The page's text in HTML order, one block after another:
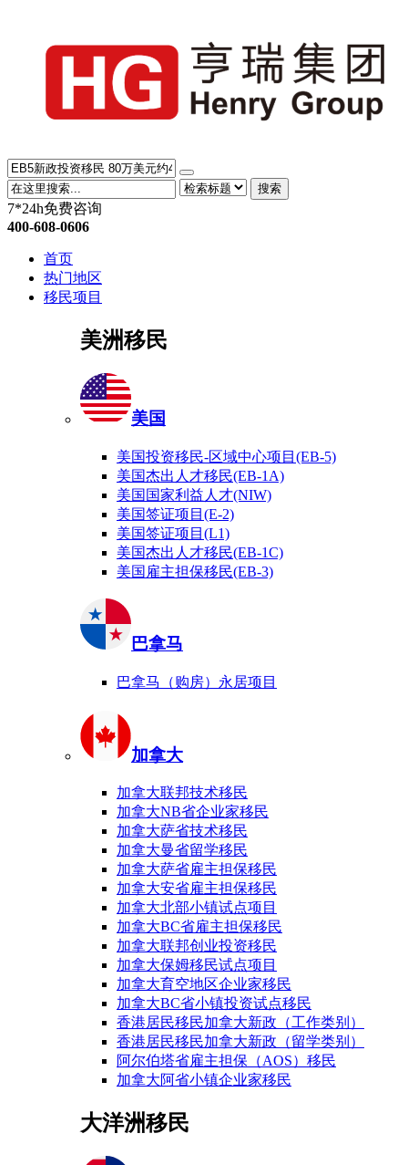
搜索
7*24h免费咨询
400-608-0606
首页
热门地区
移民项目
美洲移民
美国
美国投资移民-区域中心项目(EB-5)
美国杰出人才移民(EB-1A)
美国国家利益人才(NIW)
美国签证项目(E-2)
美国签证项目(L1)
美国杰出人才移民(EB-1C)
美国雇主担保移民(EB-3)
巴拿马
巴拿马（购房）永居项目
加拿大
加拿大联邦技术移民
加拿大NB省企业家移民
加拿大萨省技术移民
加拿大曼省留学移民
加拿大萨省雇主担保移民
加拿大安省雇主担保移民
加拿大北部小镇试点项目
加拿大BC省雇主担保移民
加拿大联邦创业投资移民
加拿大保姆移民试点项目
加拿大育空地区企业家移民
加拿大BC省小镇投资试点移民
香港居民移民加拿大新政（工作类别）
香港居民移民加拿大新政（留学类别）
阿尔伯塔省雇主担保（AOS）移民
加拿大阿省小镇企业家移民
大洋洲移民